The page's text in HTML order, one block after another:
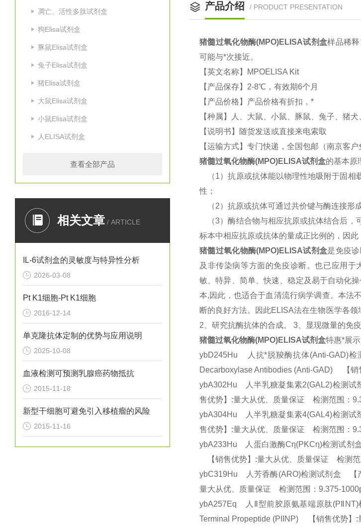
凋亡、活性多肽试剂盒
狗Elisa试剂盒
豚鼠Elisa试剂盒
兔子Elisa试剂盒
猪Elisa试剂盒
大鼠Elisa试剂盒
小鼠Elisa试剂盒
人ELISA试剂盒
查看全部产品
相关文章 / ARTICLE
IL-6试剂盒的灵敏度与特异性分析
2026-03-08
Pt K1细胞-Pt K1细胞
2016-12-14
单克隆抗体定制的优势与应用说明
2025-10-08
血液检测可预测乳腺癌药物抵抗
2015-11-18
新型干细胞可避免引入移植瘤的风险
2015-11-16
产品介绍 / PRODUCT PRESENTATION
猪髓过氧化物酶(MPO)ELISA试剂盒样品稀
可能与*次接近。
【英文名称】
MPOELISA Kit
【产品保存】2-8℃，有效期6个月
【产品价格】产品价格有折扣，*
【种属】人、大鼠、小鼠、豚鼠、兔子、猪
【说明书】随货发送或直接来电索取
【运输方式】专门快递，全国包邮（南京客户
猪髓过氧化物酶(MPO)ELISA试剂盒的基本原
（1）抗原或抗体能以物理性地吸附于固
性；
（2）抗原或抗体可通过共价键与酶连接形
（3）酶结合物与相应抗原或抗体结合后
标本中相应抗原或抗体的量成正比例的，因
猪髓过氧化物酶(MPO)ELISA试剂盒是免疫
及非传染病等方面的免疫诊断。也已应用
敏、特异、简单、快速、稳定及易于自动化
本,因此，也适合于血清流行病学调查。本法
断的良好方法。因此ELISA法在生物医学各
2、研究抗酶抗体的合成。 3、显现微量的免
猪髓过氧化物酶(MPO)ELISA试剂盒特惠*展示
ybD245Hu 人抗*脱羧酶抗体(Anti-GAD)
Decarboxylase Antibodies (Anti-GAD) 【
ybA302Hu 人半乳糖凝集素2(GAL2)检测
售优势】:量大从优、质量保证 检测范围：
ybA304Hu 人半乳糖凝集素4(GAL4)检测
售优势】:量大从优、质量保证 检测范围：
ybA233Hu 人蛋白激酶Cη(PKCη)检测试剂
【销售优势】:量大从优、质量保证 检测
ybC319Hu 人芳香酶(ARO)检测试剂盒 【
量大从优、质量保证 检测范围：9.375-
ybA257Eq 人Ⅱ型前胶原氨基端原肽
Terminal Propeptide (PIINP) 【销售优势